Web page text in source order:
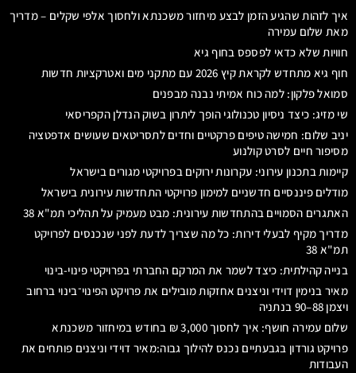
איך לזהות שהגיע הזמן לבצע מיחזור משכנתא ולחסוך אלפי שקלים – מדריך
מאת שלום עמירה
חוויות שלא כדאי לפספס בחוף גיא
חוף גיא מתחדש לקראת קיץ 2026 עם מתקני מים ואטרקציות חדשות
סמואל פלקון: למה כוח אמיתי נבנה מבפנים
שי מזיג: כיצד ניסיון טכנולוגי הופך ליתרון בשוק הנדלן הקפריסאי
יניב שלום: חמישה טיפים פרקטיים וחדים לתסריטאים שעושים אדפטציה
מסיפור חיים לסרט קולנוע
קיימות בתכנון עירוני: עקרונות ירוקים בפרויקטי מגורים בישראל
מודלים פיננסיים חדשניים למימון פרויקטי התחדשות עירונית בישראל
האתגרים הסמויים בהתחדשות עירונית: מבט מעמיק על תהליכי תמ"א 38
מדריך מקיף לבעלי דירות: כל מה שצריך לדעת לפני שנכנסים לפרויקט
תמ"א 38
בנייה קהילתית: כיצד לשמר את המרקם החברתי בפרויקטי פינוי-בינוי
מאיר בנימין דוידי וניצנים אחזקות מובילים את פרויקט הפינוי־בינוי ברחוב
ויצמן 88–90 בנתניה
שלום עמירה חושף: איך לחסוך 3,000 ₪ בחודש במיחזור משכנתא
פרויקט גורדון בגבעתיים נכנס להילוך גבוה:מאיר דוידי וניצנים פותחים את
העבודות